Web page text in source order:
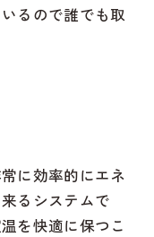
るので誰でも取
に効率的にエネ
るシステムで
を快適に保つこ